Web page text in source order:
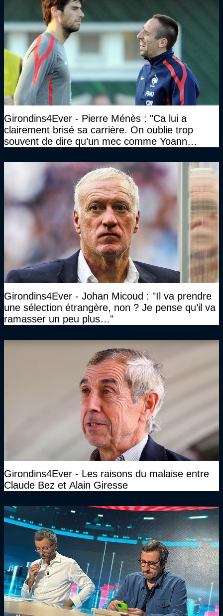
Girondins4Ever - Pierre Ménès : "Ca lui a
clairement brisé sa carrière. On oublie trop
souvent de dire qu’un mec comme Yoann
Girondins4Ever - Johan Micoud : "Il va prendre
une sélection étrangère, non ? Je pense qu’il va
ramasser un peu plus…"
Girondins4Ever - Les raisons du malaise entre
Claude Bez et Alain Giresse